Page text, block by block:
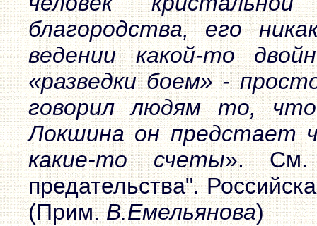
благородства, его
ведении какой-то
«разведки боем» -
говорил людям то,
Локшина он предстает
какие-то счеты». См.
предательства".
(Прим.В.Емельянова)